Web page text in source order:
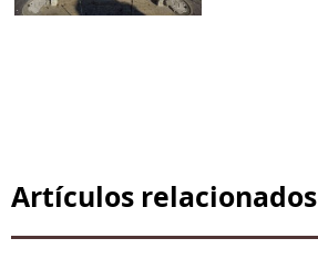
Artículos relacionados